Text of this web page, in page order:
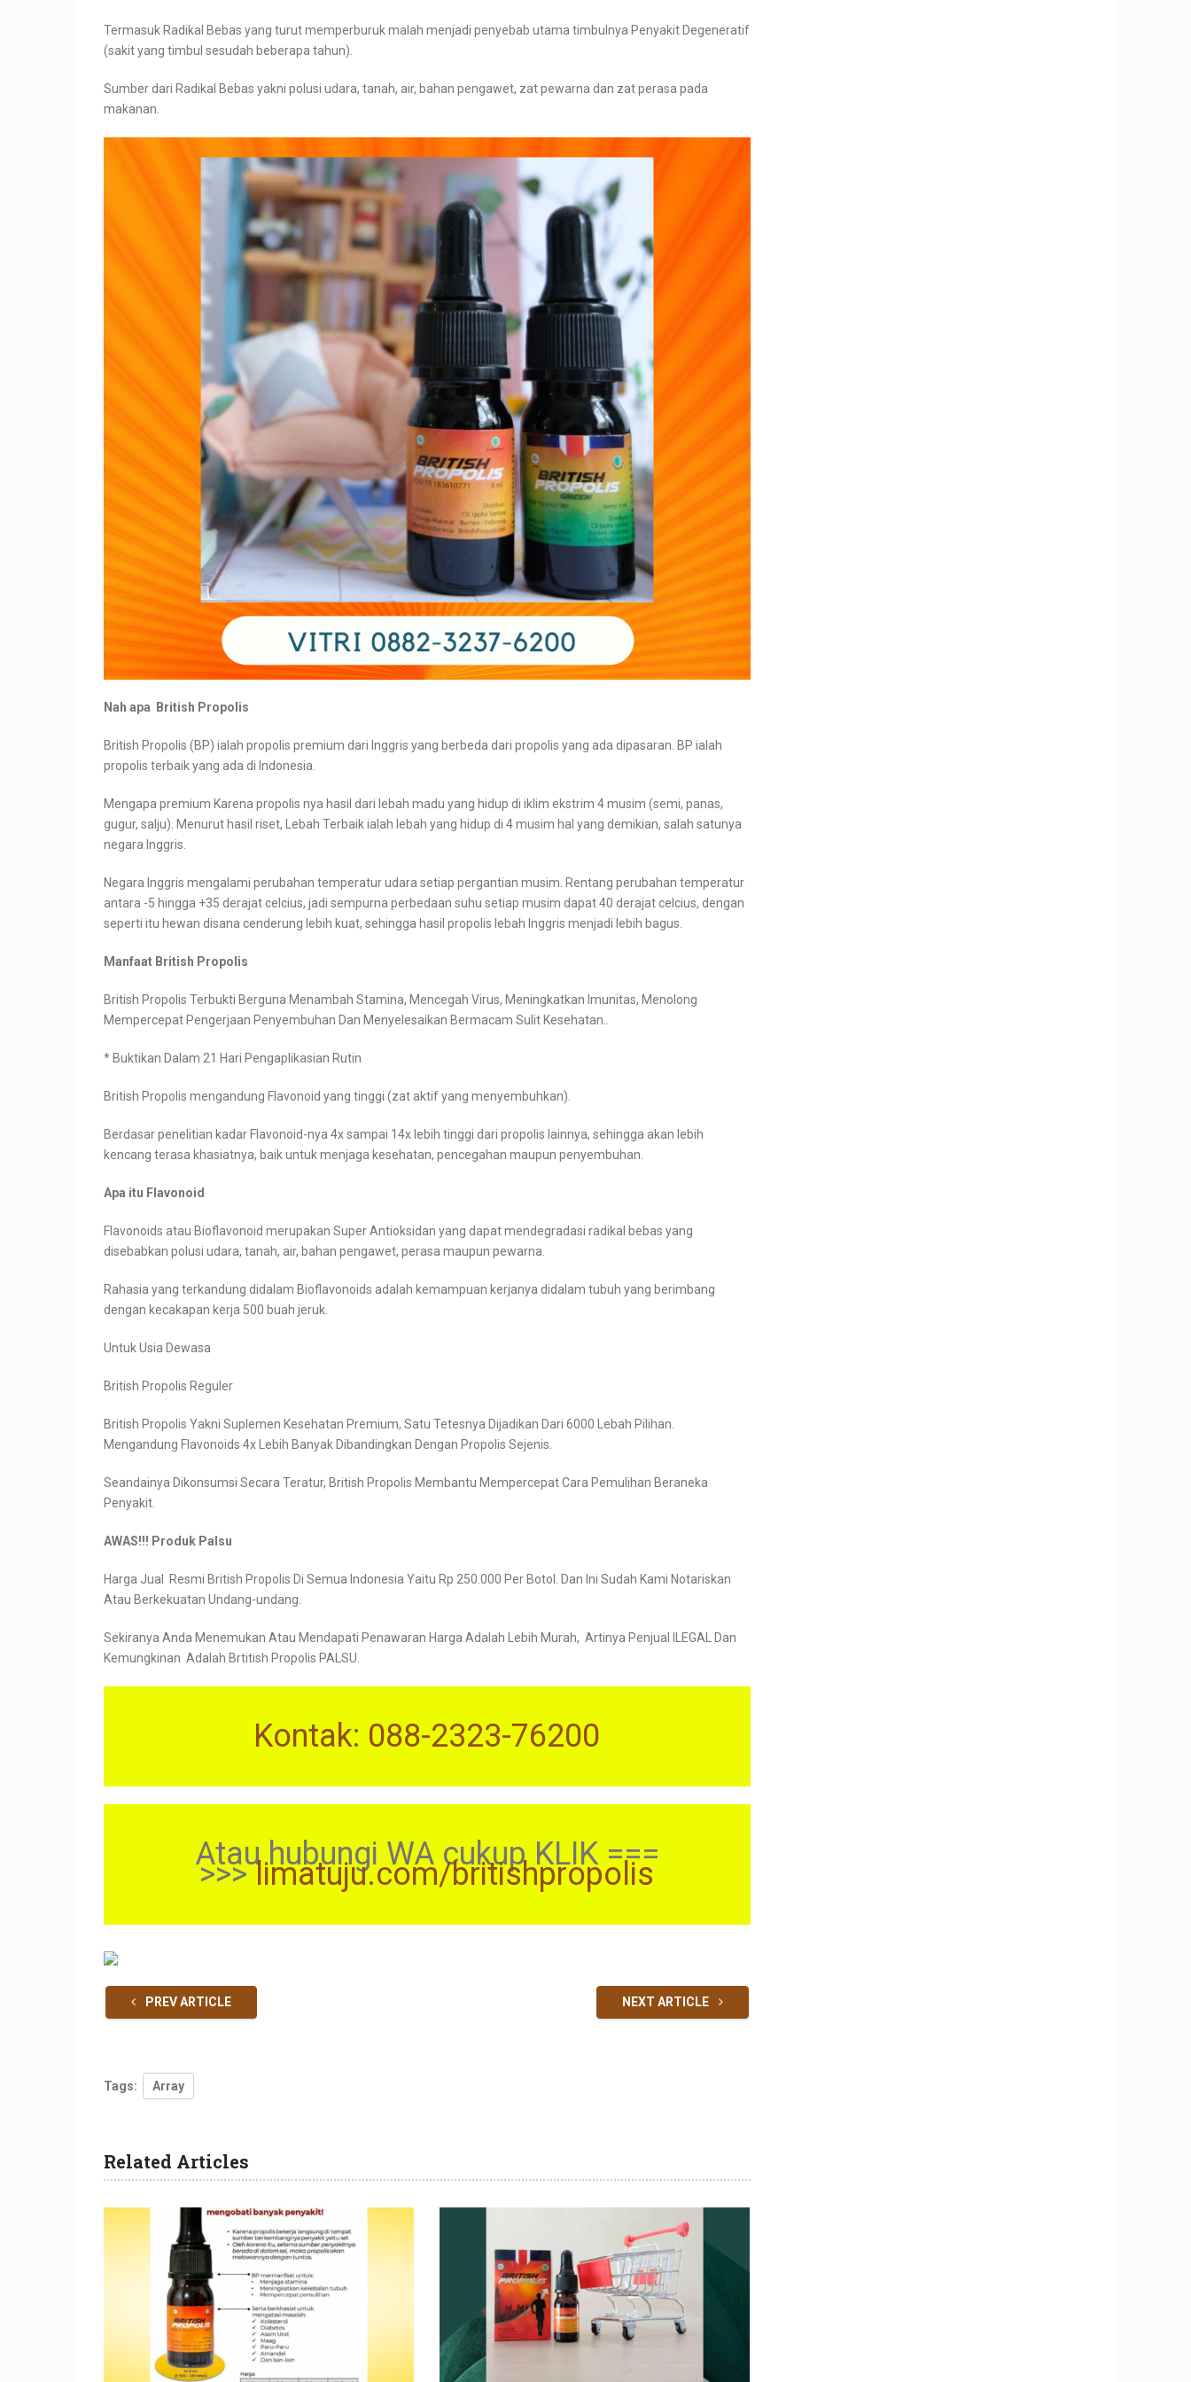
Termasuk Radikal Bebas yang turut memperburuk malah menjadi penyebab utama timbulnya Penyakit Degeneratif
(sakit yang timbul sesudah beberapa tahun).
Sumber dari Radikal Bebas yakni polusi udara, tanah, air, bahan pengawet, zat pewarna dan zat perasa pada
makanan.
Nah apa British Propolis
British Propolis (BP) ialah propolis premium dari Inggris yang berbeda dari propolis yang ada dipasaran. BP ialah
propolis terbaik yang ada di Indonesia.
Mengapa premium Karena propolis nya hasil dari lebah madu yang hidup di iklim ekstrim 4 musim (semi, panas,
gugur, salju). Menurut hasil riset, Lebah Terbaik ialah lebah yang hidup di 4 musim hal yang demikian, salah satunya
negara Inggris.
Negara Inggris mengalami perubahan temperatur udara setiap pergantian musim. Rentang perubahan temperatur
antara -5 hingga +35 derajat celcius, jadi sempurna perbedaan suhu setiap musim dapat 40 derajat celcius, dengan
seperti itu hewan disana cenderung lebih kuat, sehingga hasil propolis lebah Inggris menjadi lebih bagus.
Manfaat British Propolis
British Propolis Terbukti Berguna Menambah Stamina, Mencegah Virus, Meningkatkan Imunitas, Menolong
Mempercepat Pengerjaan Penyembuhan Dan Menyelesaikan Bermacam Sulit Kesehatan..
* Buktikan Dalam 21 Hari Pengaplikasian Rutin
British Propolis mengandung Flavonoid yang tinggi (zat aktif yang menyembuhkan).
Berdasar penelitian kadar Flavonoid-nya 4x sampai 14x lebih tinggi dari propolis lainnya, sehingga akan lebih
kencang terasa khasiatnya, baik untuk menjaga kesehatan, pencegahan maupun penyembuhan.
Apa itu Flavonoid
Flavonoids atau Bioflavonoid merupakan Super Antioksidan yang dapat mendegradasi radikal bebas yang
disebabkan polusi udara, tanah, air, bahan pengawet, perasa maupun pewarna.
Rahasia yang terkandung didalam Bioflavonoids adalah kemampuan kerjanya didalam tubuh yang berimbang
dengan kecakapan kerja 500 buah jeruk.
Untuk Usia Dewasa
British Propolis Reguler
British Propolis Yakni Suplemen Kesehatan Premium, Satu Tetesnya Dijadikan Dari 6000 Lebah Pilihan.
Mengandung Flavonoids 4x Lebih Banyak Dibandingkan Dengan Propolis Sejenis.
Seandainya Dikonsumsi Secara Teratur, British Propolis Membantu Mempercepat Cara Pemulihan Beraneka
Penyakit.
AWAS!!! Produk Palsu
Harga Jual Resmi British Propolis Di Semua Indonesia Yaitu Rp 250.000 Per Botol. Dan Ini Sudah Kami Notariskan
Atau Berkekuatan Undang-undang.
Sekiranya Anda Menemukan Atau Mendapati Penawaran Harga Adalah Lebih Murah, Artinya Penjual ILEGAL Dan
Kemungkinan Adalah Brtitish Propolis PALSU.
Kontak: 088-2323-76200
Atau hubungi WA cukup KLIK ===
>>>limatuju.com/britishpropolis
PREV ARTICLE NEXT ARTICLE
Tags: Array
Related Articles